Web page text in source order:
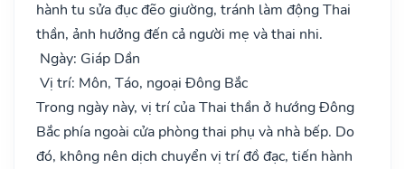
hành tu sửa đục đẽo giường, tránh làm động Thai
thần, ảnh hưởng đến cả người mẹ và thai nhi.
Ngày: Giáp Dần
Vị trí: Môn, Táo, ngoại Đông Bắc
Trong ngày này, vị trí của Thai thần ở hướng Đông
Bắc phía ngoài cửa phòng thai phụ và nhà bếp. Do
đó, không nên dịch chuyển vị trí đồ đạc, tiến hành